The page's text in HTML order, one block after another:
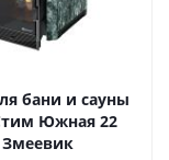
бани и сауны
Южная 22
Змеевик